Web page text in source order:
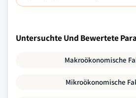
Untersuchte Und Bewertete
Makroökonomische
Mikroökonomische